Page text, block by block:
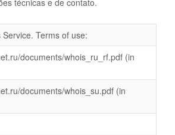
Service. Terms of use:
documents/whois_ru_rf.pdf (in
documents/whois_su.pdf (in